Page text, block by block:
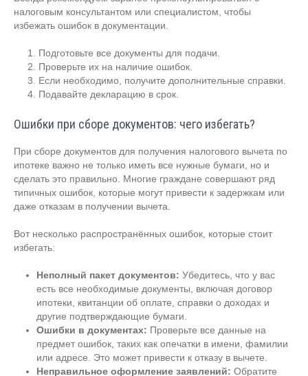
налоговым консультантом или специалистом, чтобы
избежать ошибок в документации.
Подготовьте все документы для подачи.
Проверьте их на наличие ошибок.
Если необходимо, получите дополнительные справки.
Подавайте декларацию в срок.
Ошибки при сборе документов: чего избегать?
При сборе документов для получения налогового вычета по
ипотеке важно не только иметь все нужные бумаги, но и
сделать это правильно. Многие граждане совершают ряд
типичных ошибок, которые могут привести к задержкам или
даже отказам в получении вычета.
Вот несколько распространённых ошибок, которые стоит
избегать:
Неполный пакет документов: Убедитесь, что у вас
есть все необходимые документы, включая договор
ипотеки, квитанции об оплате, справки о доходах и
другие подтверждающие бумаги.
Ошибки в документах: Проверьте все данные на
предмет ошибок, таких как опечатки в имени, фамилии
или адресе. Это может привести к отказу в вычете.
Неправильное оформление заявлений: Обратите